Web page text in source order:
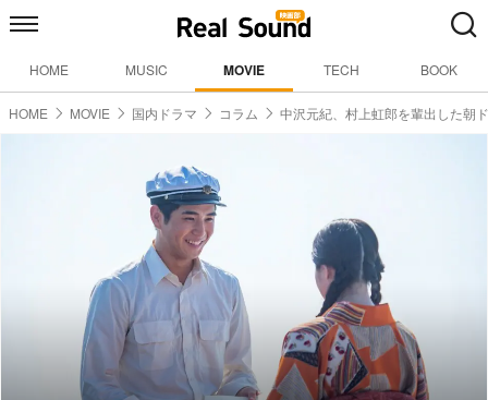
HOME MUSIC MOVIE TECH BOOK
HOME MOVIE 国内ドラマ コラム 中沢元紀、村上虹郎を輩出した朝